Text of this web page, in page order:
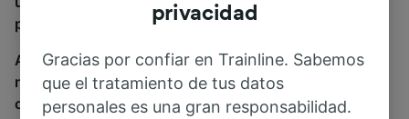
precios tanto de tren como de autobús.
A donde quiera que vayas, tu viaje empieza con
nosotros. Encuentra billetes de más de 170
compañías de tren y autobús.
privacidad
Gracias por confiar en Trainline. Sabemos
que el tratamiento de tus datos
personales es una gran responsabilidad.